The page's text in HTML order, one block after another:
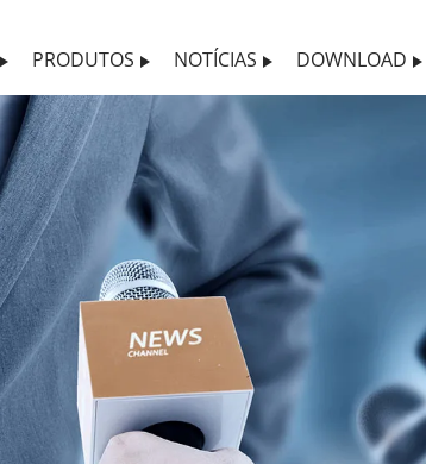
PRODUTOS NOTÍCIAS DOWNLOAD